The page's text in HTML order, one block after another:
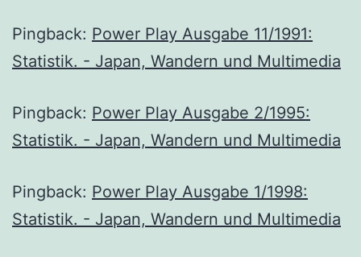
Pingback: Power Play Ausgabe 11/1991:
Statistik. - Japan, Wandern und Multimedia
Pingback: Power Play Ausgabe 2/1995:
Statistik. - Japan, Wandern und Multimedia
Pingback: Power Play Ausgabe 1/1998:
Statistik. - Japan, Wandern und Multimedia